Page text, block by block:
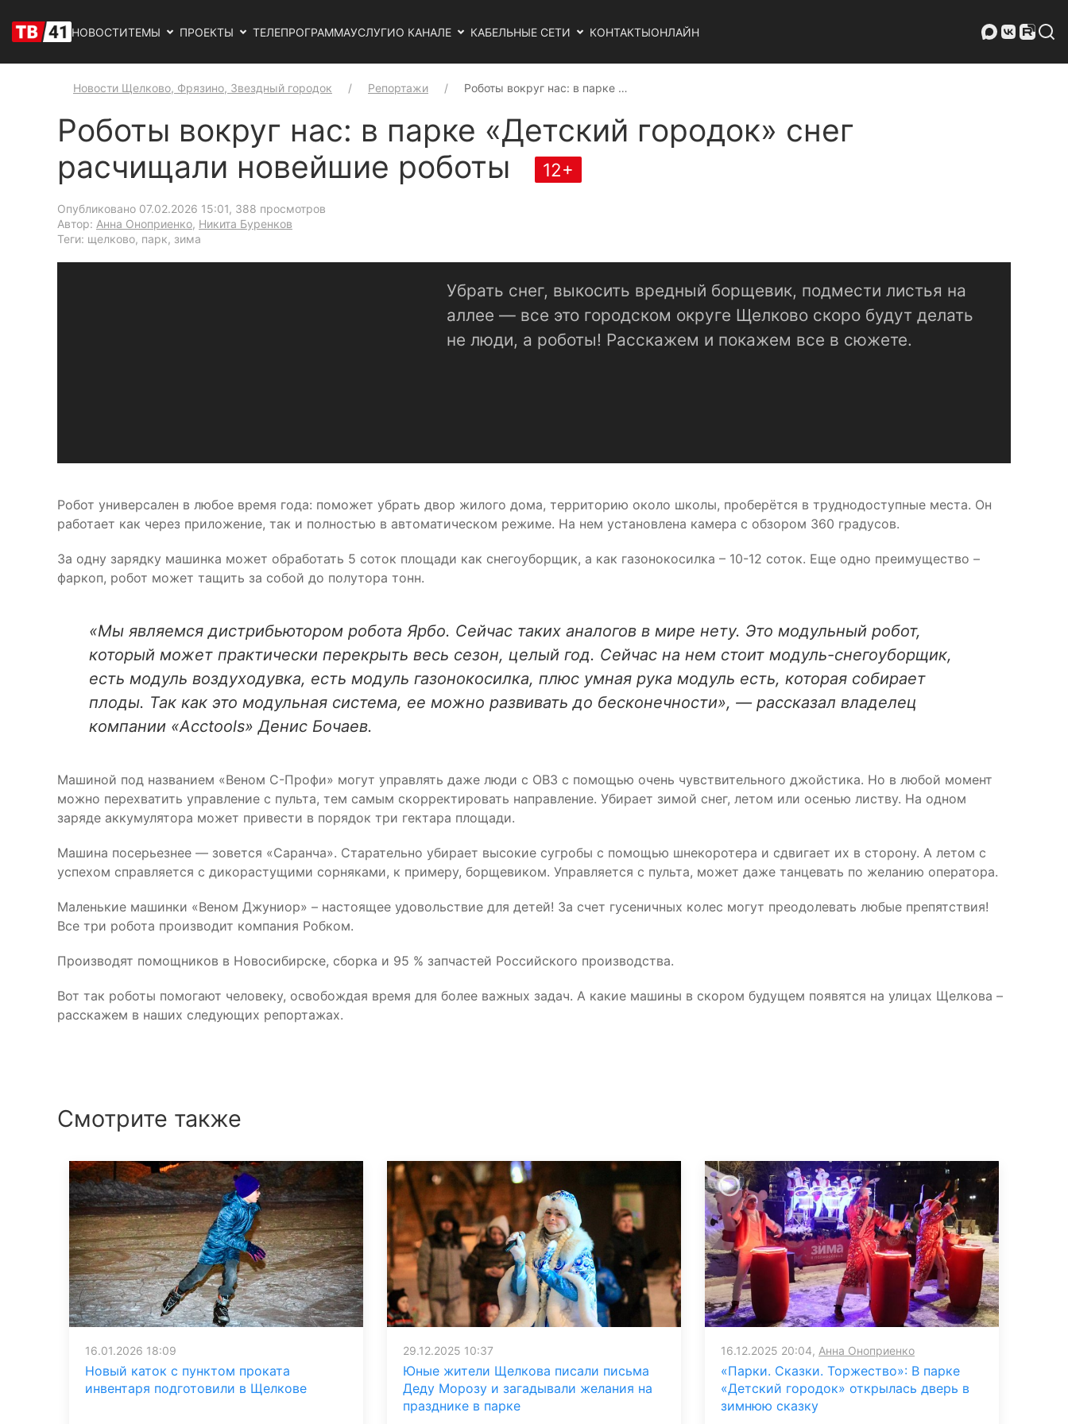
НОВОСТИТЕМЫ ПРОЕКТЫ ТЕЛЕПРОГРАММАУСЛУГИО КАНАЛЕ КАБЕЛЬНЫЕ СЕТИ КОНТАКТЫОНЛАЙН
Новости Щелково, Фрязино, Звездный городок Репортажи Роботы вокруг нас: в парке …
Роботы вокруг нас: в парке «Детский городок» снег
расчищали новейшие роботы
12+
Опубликовано 07.02.2026 15:01, 388 просмотров
Автор: Анна Оноприенко, Никита Буренков
Теги: щелково, парк, зима
Убрать снег, выкосить вредный борщевик, подмести листья на
аллее — все это городском округе Щелково скоро будут делать
не люди, а роботы! Расскажем и покажем все в сюжете.
Робот универсален в любое время года: поможет убрать двор жилого дома, территорию около школы, проберётся в труднодоступные места. Он
работает как через приложение, так и полностью в автоматическом режиме. На нем установлена камера с обзором 360 градусов.
За одну зарядку машинка может обработать 5 соток площади как снегоуборщик, а как газонокосилка – 10-12 соток. Еще одно преимущество –
фаркоп, робот может тащить за собой до полутора тонн.
«Мы являемся дистрибьютором робота Ярбо. Сейчас таких аналогов в мире нету. Это модульный робот,
который может практически перекрыть весь сезон, целый год. Сейчас на нем стоит модуль-снегоуборщик,
есть модуль воздуходувка, есть модуль газонокосилка, плюс умная рука модуль есть, которая собирает
плоды. Так как это модульная система, ее можно развивать до бесконечности», — рассказал владелец
компании «Acctools» Денис Бочаев.
Машиной под названием «Веном С-Профи» могут управлять даже люди с ОВЗ с помощью очень чувствительного джойстика. Но в любой момент
можно перехватить управление с пульта, тем самым скорректировать направление. Убирает зимой снег, летом или осенью листву. На одном
заряде аккумулятора может привести в порядок три гектара площади.
Машина посерьезнее — зовется «Саранча». Старательно убирает высокие сугробы с помощью шнекоротера и сдвигает их в сторону. А летом с
успехом справляется с дикорастущими сорняками, к примеру, борщевиком. Управляется с пульта, может даже танцевать по желанию оператора.
Маленькие машинки «Веном Джуниор» – настоящее удовольствие для детей! За счет гусеничных колес могут преодолевать любые препятствия!
Все три робота производит компания Робком.
Производят помощников в Новосибирске, сборка и 95 % запчастей Российского производства.
Вот так роботы помогают человеку, освобождая время для более важных задач. А какие машины в скором будущем появятся на улицах Щелкова –
расскажем в наших следующих репортажах.
Смотрите также
16.01.2026 18:09
Новый каток с пунктом проката
инвентаря подготовили в Щелкове
29.12.2025 10:37
Юные жители Щелкова писали письма
Деду Морозу и загадывали желания на
празднике в парке
16.12.2025 20:04, Анна Оноприенко
«Парки. Сказки. Торжество»: В парке
«Детский городок» открылась дверь в
зимнюю сказку